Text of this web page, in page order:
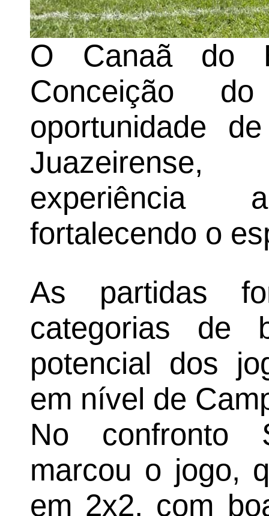
O Canaã do
Conceição
oportunidade
experiência
fortalecendo o
As partidas
categorias de
potencial dos
em nível de
No confronto
marcou o jogo,
em 2x2, com